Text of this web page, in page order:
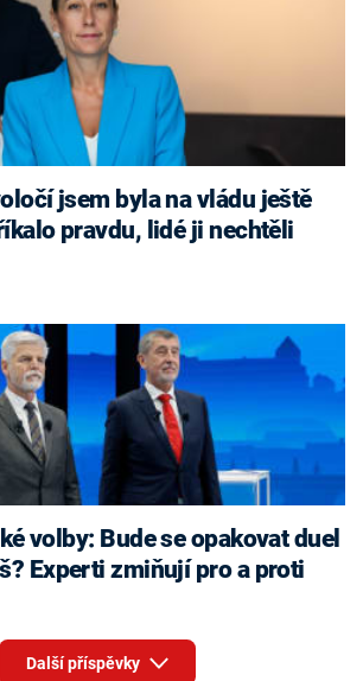
jsem byla na vládu ještě
pravdu, lidé ji nechtěli
Experti zmiňují pro a proti
Další příspěvky